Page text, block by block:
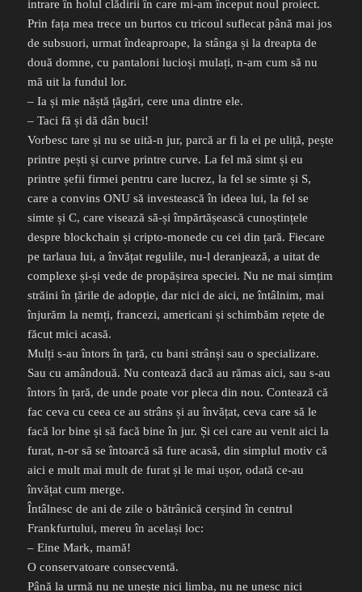
intrare în holul clădirii în care mi-am început noul proiect.
Prin fața mea trece un burtos cu tricoul suflecat până mai jos
de subsuori, urmat îndeaproape, la stânga și la dreapta de
două domne, cu pantaloni lucioși mulați, n-am cum să nu
mă uit la fundul lor.
– Ia și mie năștă țăgări, cere una dintre ele.
– Taci fă și dă dân buci!
Vorbesc tare și nu se uită-n jur, parcă ar fi la ei pe uliță, pește
printre pești și curve printre curve. La fel mă simt și eu
printre șefii firmei pentru care lucrez, la fel se simte și S,
care a convins ONU să investească în ideea lui, la fel se
simte și C, care visează să-și împărtășească cunoștințele
despre blockchain și cripto-monede cu cei din țară. Fiecare
pe tarlaua lui, a învățat regulile, nu-l deranjează, a uitat de
complexe și-și vede de propășirea speciei. Nu ne mai simțim
străini în țările de adopție, dar nici de aici, ne întâlnim, mai
înjurăm la nemți, francezi, americani și schimbăm rețete de
făcut mici acasă.
Mulți s-au întors în țară, cu bani strânși sau o specializare.
Sau cu amândouă. Nu contează dacă au rămas aici, sau s-au
întors în țară, de unde poate vor pleca din nou. Contează că
fac ceva cu ceea ce au strâns și au învățat, ceva care să le
facă lor bine și să facă bine în jur. Și cei care au venit aici la
furat, n-or să se întoarcă să fure acasă, din simplul motiv că
aici e mult mai mult de furat și le mai ușor, odată ce-au
învățat cum merge.
Întâlnesc de ani de zile o bătrânică cerșind în centrul
Frankfurtului, mereu în același loc:
– Eine Mark, mamă!
O conservatoare consecventă.
Până la urmă nu ne unește nici limba, nu ne unesc nici